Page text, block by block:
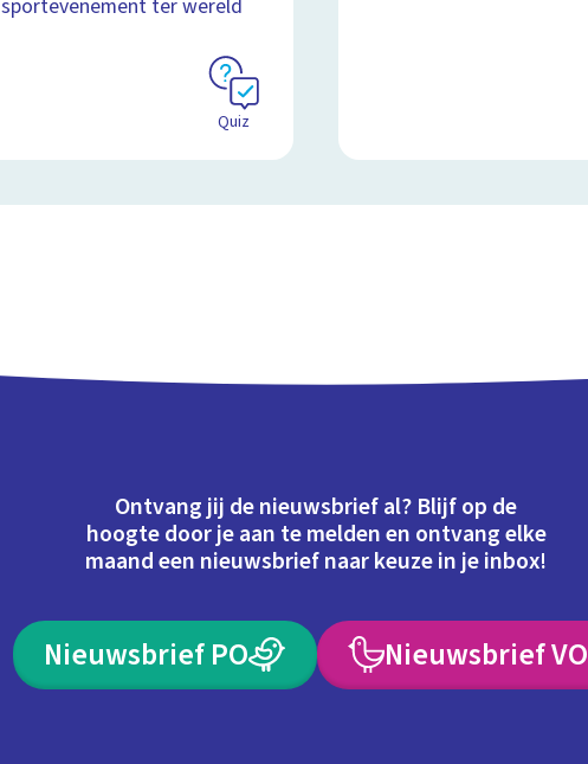
sportevenement ter wereld
Quiz
Ontvang jij de nieuwsbrief al? Blijf op de
hoogte door je aan te melden en ontvang elke
maand een nieuwsbrief naar keuze in je inbox!
Nieuwsbrief PO Nieuwsbrief VO